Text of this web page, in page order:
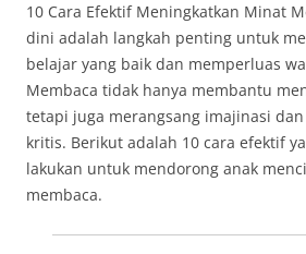
10 Cara Efektif Meningkatkan Minat
dini adalah langkah penting untuk
belajar yang baik dan memperluas
Membaca tidak hanya membantu
tetapi juga merangsang imajinasi
kritis. Berikut adalah 10 cara efektif
lakukan untuk mendorong anak
membaca.